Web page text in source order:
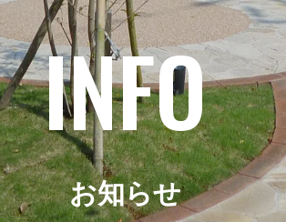
INFO
お知らせ